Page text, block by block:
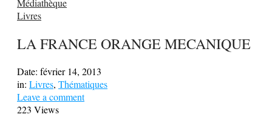
Livres
LA FRANCE ORANGE MECANIQUE
Date: février 14, 2013
in: Livres, Thématiques
Leave a comment
223 Views